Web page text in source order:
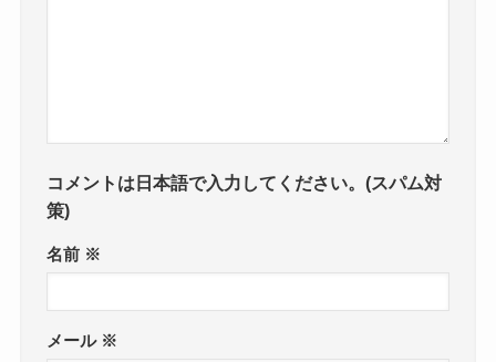
コメントは日本語で入力してください。(スパム対
策)
名前 ※
メール ※